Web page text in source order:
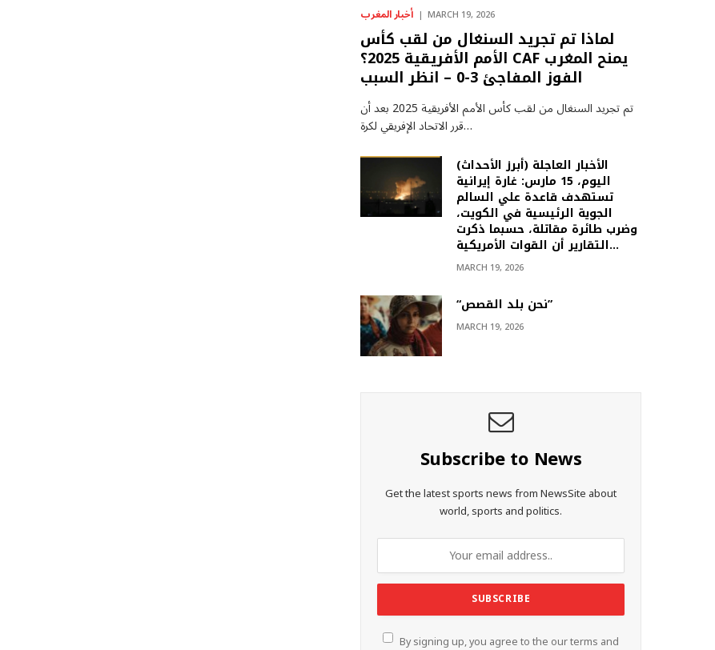
أخبار المغرب MARCH 19, 2026
لماذا تم تجريد السنغال من لقب كأس
الأمم الأفريقية 2025؟ CAF يمنح المغرب
الفوز المفاجئ 3-0 – انظر السبب
تم تجريد السنغال من لقب كأس الأمم الأفريقية 2025 بعد أن
قرر الاتحاد الإفريقي لكرة…
(أبرز الأحداث) الأخبار العاجلة
اليوم، 15 مارس: غارة إيرانية
تستهدف قاعدة علي السالم
الجوية الرئيسية في الكويت،
وضرب طائرة مقاتلة، حسبما ذكرت
التقارير أن القوات الأمريكية…
MARCH 19, 2026
“نحن بلد القصص”
MARCH 19, 2026
Subscribe to News
Get the latest sports news from NewsSite about
world, sports and politics.
By signing up, you agree to the our terms and